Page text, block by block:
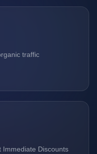
traffic
Immediate Discounts